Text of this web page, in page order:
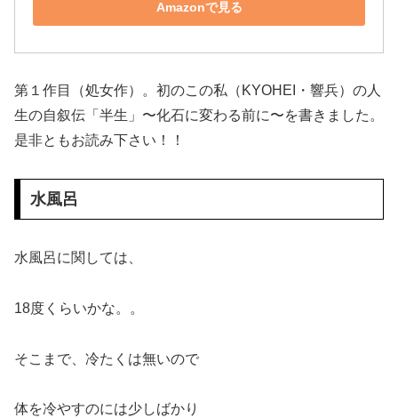
Amazonで見る
第１作目（処女作）。初のこの私（KYOHEI・響兵）の人
生の自叙伝「半生」〜化石に変わる前に〜を書きました。
是非ともお読み下さい！！
水風呂
水風呂に関しては、
18度くらいかな。。
そこまで、冷たくは無いので
体を冷やすのには少しばかり